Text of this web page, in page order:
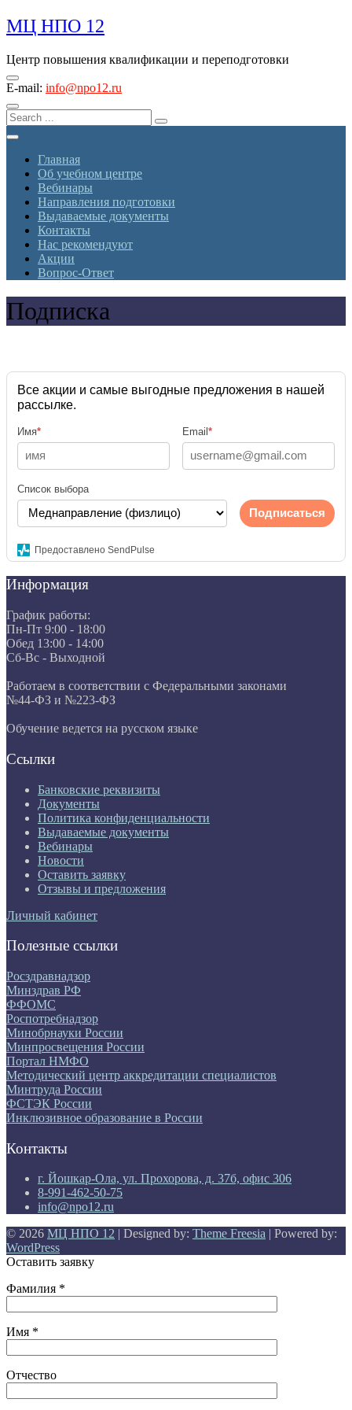
Skip
to
МЦ НПО 12
Центр повышения квалификации и переподготовки
E-mail: info@npo12.ru
Главная
Об учебном центре
Вебинары
Направления подготовки
Выдаваемые документы
Контакты
Нас рекомендуют
Акции
Вопрос-Ответ
Подписка
Все акции и самые выгодные предложения в нашей
рассылке.
Имя* Email*
Список выбора
Подписаться
Предоставлено SendPulse
Информация
График работы:
Пн-Пт 9:00 - 18:00
Обед 13:00 - 14:00
Сб-Вс - Выходной
Работаем в соответствии с Федеральными законами
№44-ФЗ и №223-ФЗ
Обучение ведется на русском языке
Ссылки
Банковские реквизиты
Документы
Политика конфиденциальности
Выдаваемые документы
Вебинары
Новости
Оставить заявку
Отзывы и предложения
Личный кабинет
Полезные ссылки
Росздравнадзор
Минздрав РФ
ФФОМС
Роспотребнадзор
Минобрнауки России
Минпросвещения России
Портал НМФО
Методический центр аккредитации специалистов
Минтруда России
ФСТЭК России
Инклюзивное образование в России
Контакты
г. Йошкар-Ола, ул. Прохорова, д. 37б, офис 306
8-991-462-50-75
info@npo12.ru
© 2026 МЦ НПО 12 | Designed by: Theme Freesia | Powered by:
WordPress
Оставить заявку
Фамилия *
Имя *
Отчество